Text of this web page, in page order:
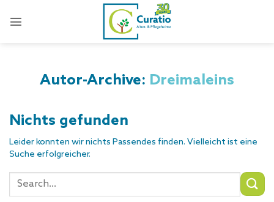
Inhalt
Autor-Archive: Dreimaleins
Nichts gefunden
Leider konnten wir nichts Passendes finden. Vielleicht ist eine
Suche erfolgreicher.